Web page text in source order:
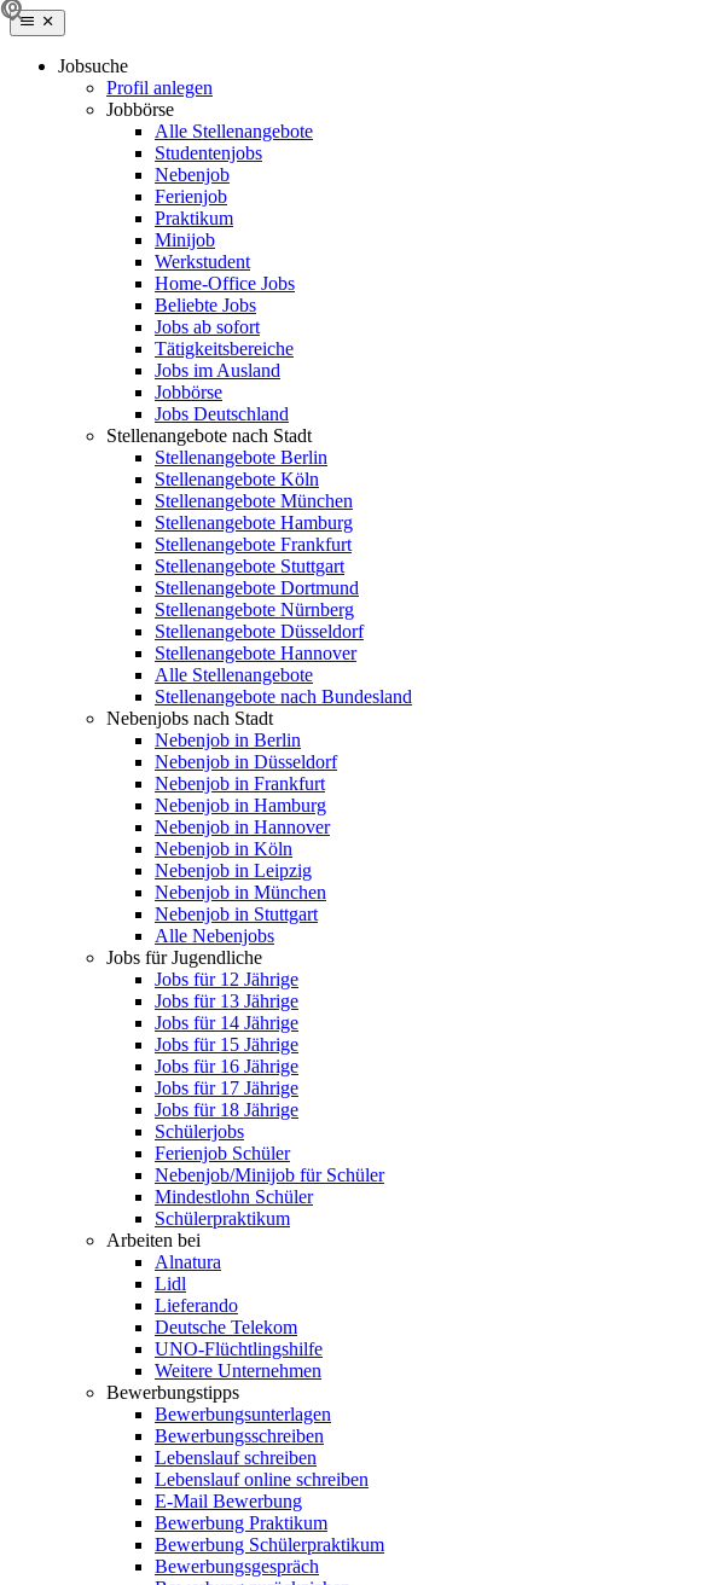
Jobsuche
Profil anlegen
Jobbörse
Alle Stellenangebote
Studentenjobs
Nebenjob
Ferienjob
Praktikum
Minijob
Werkstudent
Home-Office Jobs
Beliebte Jobs
Jobs ab sofort
Tätigkeitsbereiche
Jobs im Ausland
Jobbörse
Jobs Deutschland
Stellenangebote nach Stadt
Stellenangebote Berlin
Stellenangebote Köln
Stellenangebote München
Stellenangebote Hamburg
Stellenangebote Frankfurt
Stellenangebote Stuttgart
Stellenangebote Dortmund
Stellenangebote Nürnberg
Stellenangebote Düsseldorf
Stellenangebote Hannover
Alle Stellenangebote
Stellenangebote nach Bundesland
Nebenjobs nach Stadt
Nebenjob in Berlin
Nebenjob in Düsseldorf
Nebenjob in Frankfurt
Nebenjob in Hamburg
Nebenjob in Hannover
Nebenjob in Köln
Nebenjob in Leipzig
Nebenjob in München
Nebenjob in Stuttgart
Alle Nebenjobs
Jobs für Jugendliche
Jobs für 12 Jährige
Jobs für 13 Jährige
Jobs für 14 Jährige
Jobs für 15 Jährige
Jobs für 16 Jährige
Jobs für 17 Jährige
Jobs für 18 Jährige
Schülerjobs
Ferienjob Schüler
Nebenjob/Minijob für Schüler
Mindestlohn Schüler
Schülerpraktikum
Arbeiten bei
Alnatura
Lidl
Lieferando
Deutsche Telekom
UNO-Flüchtlingshilfe
Weitere Unternehmen
Bewerbungstipps
Bewerbungsunterlagen
Bewerbungsschreiben
Lebenslauf schreiben
Lebenslauf online schreiben
E-Mail Bewerbung
Bewerbung Praktikum
Bewerbung Schülerpraktikum
Bewerbungsgespräch